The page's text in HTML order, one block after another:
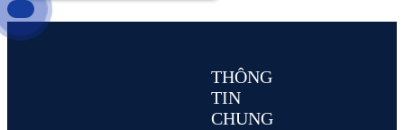
THÔNG
TIN
CHUNG